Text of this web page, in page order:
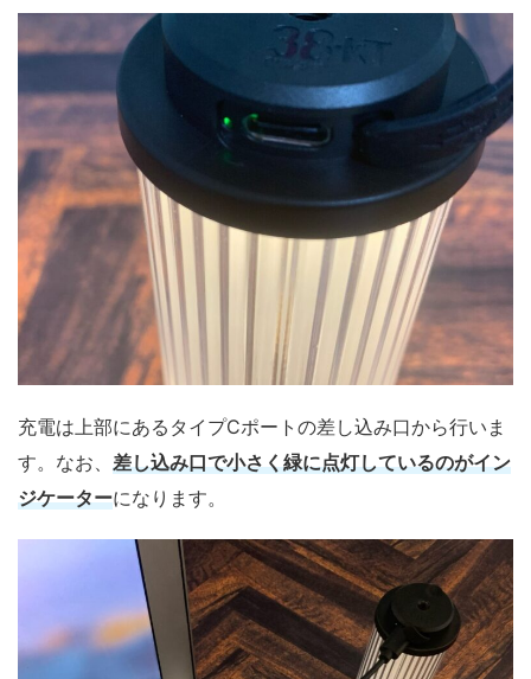
充電は上部にあるタイプCポートの差し込み口から行いま
す。なお、 差し込み口で小さく緑に点灯しているのがイン
ジケーターになります。